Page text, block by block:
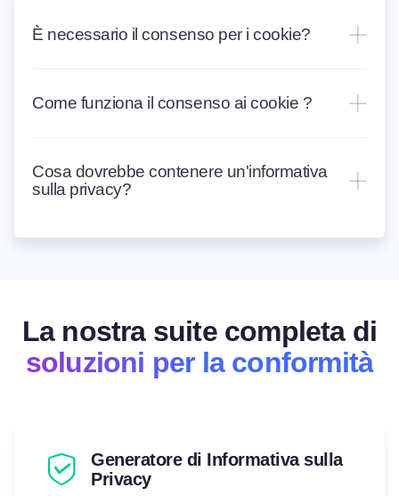
È necessario il consenso per i cookie?
Come funziona il consenso ai cookie ?
Cosa dovrebbe contenere un'informativa
sulla privacy?
La nostra suite completa di
soluzioni per la conformità
Generatore di Informativa sulla
Privacy